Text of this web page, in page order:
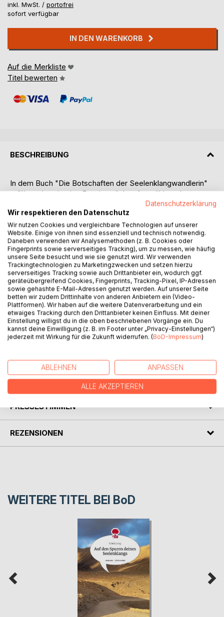
inkl. MwSt. / portofrei
sofort verfügbar
IN DEN WARENKORB
Auf die Merkliste
Titel bewerten
BESCHREIBUNG
In dem Buch "Die Botschaften der Seelenklangwandlerin"
erfährst du, wie eine Frau innerlich aufgewühlt und
gleichzeitig voll Energie von Fuerteventura nach Nürnberg
zurückkehrt.
Auf der Insel hatte sie eine schicksalhafte Begegnung mit
der Seelenklangwandlerin. Sie taucht wieder in ihren Alltag
ein. Fast scheint es, als hätte sie alles vergessen, was sie
gelernt hat. Doch irgendwo in ihr ist ein Samen, der seit
Fuerteventura keimt und aufblühen möchte.
Gehe du mit ihr auf Entdeckungsreise, wenn sie die
Botschaften der Seelenklangwandlerin hört.
Diese Botschaften bestärken sie, weiterzugehen und
Antworten zu finden. Antworten, die tief aus ihrem Inneren
AUTOR/IN
PRESSESTIMMEN
REZENSIONEN
WEITERE TITEL BEI BoD
Datenschutzerklärung
Wir respektieren den Datenschutz
Wir nutzen Cookies und vergleichbare Technologien auf unserer
Website. Einige von ihnen sind essenziell und technisch notwendig.
Daneben verwenden wir Analysemethoden (z. B. Cookies oder
Fingerprints sowie serverseitiges Tracking), um zu messen, wie häufig
unsere Seite besucht und wie sie genutzt wird. Wir verwenden
Trackingtechnologien zu Marketingzwecken und setzen hierzu
serverseitiges Tracking sowie auch Drittanbieter ein, wodurch ggf.
geräteübergreifend Cookies, Fingerprints, Tracking-Pixel, IP-Adressen
sowie gehashte E-Mail-Adressen genutzt werden. Auf unserer Seite
betten wir zudem Drittinhalte von anderen Anbietern ein (Video-
Plattformen). Wir haben auf die weitere Datenverarbeitung und ein
etwaiges Tracking durch den Drittanbieter keinen Einfluss. Mit deiner
Einstellung willigst du in die oben beschriebenen Vorgänge ein. Du
kannst deine Einwilligung (z. B. im Footer unter „Privacy-Einstellungen“)
jederzeit mit Wirkung für die Zukunft widerrufen. (BoD-Impressum)
ABLEHNEN ANPASSEN
ALLE AKZEPTIEREN